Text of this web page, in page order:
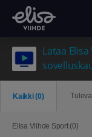
Lataa
Kaikki (0)
Elisa Viihde Sport (0)